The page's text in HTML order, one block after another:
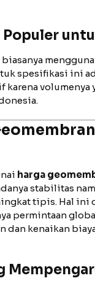
spesifikasi ini
volumenya
harga
stabilitas
tipis. Hal ini
permintaan
dan kenaikan